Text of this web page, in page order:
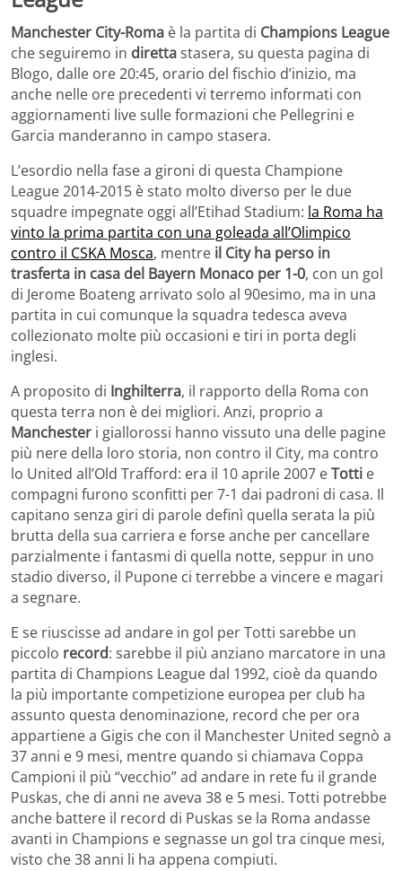
Manchester City-Roma è la partita di Champions League
che seguiremo in direttastasera, su questa pagina di
Blogo, dalle ore 20:45, orario del fischio d’inizio, ma
anche nelle ore precedenti vi terremo informati con
aggiornamenti live sulle formazioni che Pellegrini e
Garcia manderanno in campo stasera.
L’esordio nella fase a gironi di questa Champione
League 2014-2015 è stato molto diverso per le due
squadre impegnate oggi all’Etihad Stadium: la Roma ha
vinto la prima partita con una goleada all’Olimpico
contro il CSKA Mosca, mentre il City ha perso in
trasferta in casa del Bayern Monaco per 1-0, con un gol
di Jerome Boateng arrivato solo al 90esimo, ma in una
partita in cui comunque la squadra tedesca aveva
collezionato molte più occasioni e tiri in porta degli
inglesi.
A proposito di Inghilterra, il rapporto della Roma con
questa terra non è dei migliori. Anzi, proprio a
Manchester i giallorossi hanno vissuto una delle pagine
più nere della loro storia, non contro il City, ma contro
lo United all’Old Trafford: era il 10 aprile 2007 eTotti e
compagni furono sconfitti per 7-1 dai padroni di casa. Il
capitano senza giri di parole definì quella serata la più
brutta della sua carriera e forse anche per cancellare
parzialmente i fantasmi di quella notte, seppur in uno
stadio diverso, il Pupone ci terrebbe a vincere e magari
a segnare.
E se riuscisse ad andare in gol per Totti sarebbe un
piccolo record: sarebbe il più anziano marcatore in una
partita di Champions League dal 1992, cioè da quando
la più importante competizione europea per club ha
assunto questa denominazione, record che per ora
appartiene a Gigis che con il Manchester United segnò a
37 anni e 9 mesi, mentre quando si chiamava Coppa
Campioni il più “vecchio” ad andare in rete fu il grande
Puskas, che di anni ne aveva 38 e 5 mesi. Totti potrebbe
anche battere il record di Puskas se la Roma andasse
avanti in Champions e segnasse un gol tra cinque mesi,
visto che 38 anni li ha appena compiuti.